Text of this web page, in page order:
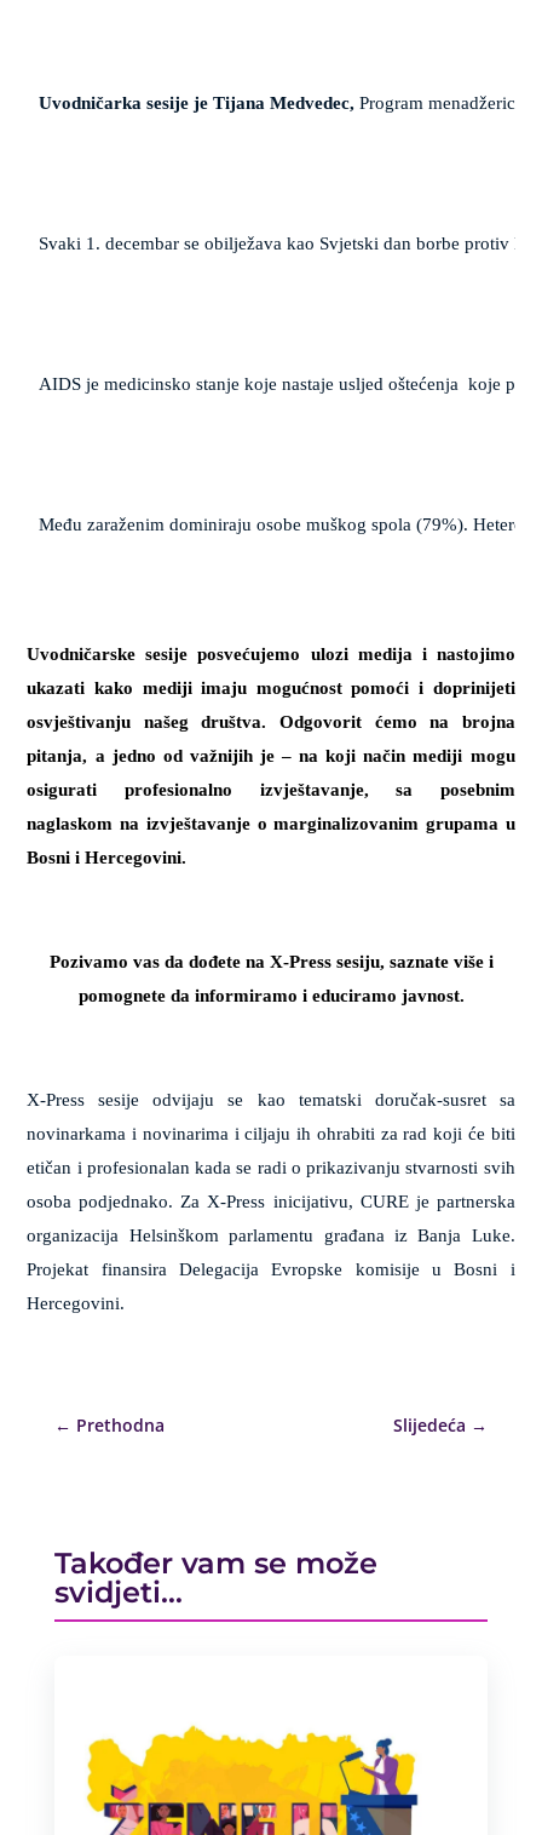
Uvodničarka sesije je Tijana Medvedec, Program menadžerica
Svaki 1. decembar se obilježava kao Svjetski dan borbe protiv
AIDS je medicinsko stanje koje nastaje usljed oštećenja  koje
Među zaraženim dominiraju osobe muškog spola (79%).
Uvodničarske sesije posvećujemo ulozi medija i nastojimo
ukazati kako mediji imaju mogućnost pomoći i doprinijeti
osvještivanju našeg društva. Odgovorit ćemo na brojna
pitanja, a jedno od važnijih je – na koji način mediji mogu
osigurati profesionalno izvještavanje, sa posebnim
naglaskom na izvještavanje o marginalizovanim grupama u
Bosni i Hercegovini.
Pozivamo vas da dođete na X-Press sesiju, saznate više i
pomognete da informiramo i educiramo javnost.
X-Press sesije odvijaju se kao tematski doručak-susret sa
novinarkama i novinarima i ciljaju ih ohrabiti za rad koji će biti
etičan i profesionalan kada se radi o prikazivanju stvarnosti svih
osoba podjednako. Za X-Press inicijativu, CURE je partnerska
organizacija Helsinškom parlamentu građana iz Banja Luke.
Projekat finansira Delegacija Evropske komisije u Bosni i
Hercegovini.
← Prethodna Slijedeća →
Također vam se može
svidjeti…